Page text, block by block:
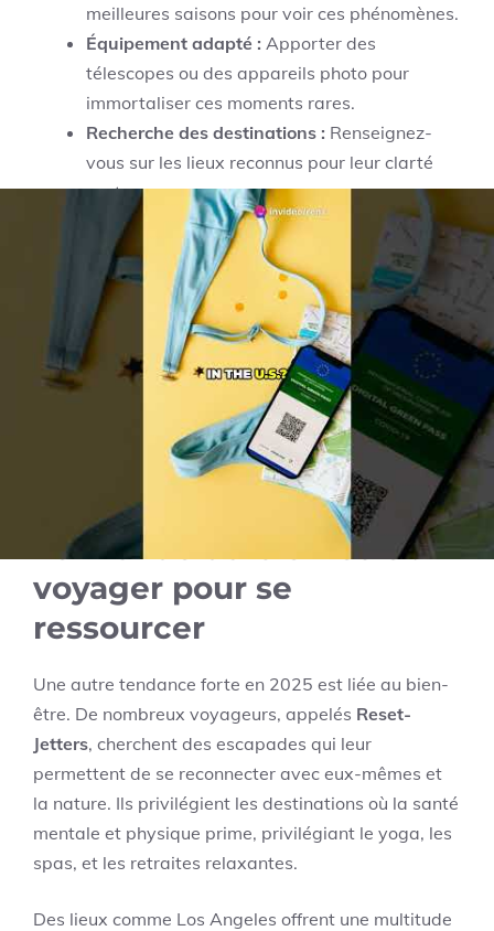
meilleures saisons pour voir ces phénomènes.
Équipement adapté : Apporter des
télescopes ou des appareils photo pour
immortaliser ces moments rares.
Recherche des destinations : Renseignez-
vous sur les lieux reconnus pour leur clarté
nocturne.
À une époque où les expériences immersives
prennent de plus en plus d’importance, cette soif de
découvrir les merveilles de notre planète démontre
une volonté d’élévation spirituelle et
d’émerveillement face à l’inconnu. C’est un
engagement renouvelé envers le respect de la
nature, encouragé par des marques de voyage
Havas VoyagesetSNCF Connect
qui se
positionnent pour répondre à cette quête.
Le monde du bien-être :
voyager pour se
ressourcer
Une autre tendance forte en 2025 est liée au bien-
être. De nombreux voyageurs, appelés Reset-
Jetters, cherchent des escapades qui leur
permettent de se reconnecter avec eux-mêmes et
la nature. Ils privilégient les destinations où la santé
mentale et physique prime, privilégiant le yoga, les
spas, et les retraites relaxantes.
Des lieux comme Los Angeles offrent une multitude